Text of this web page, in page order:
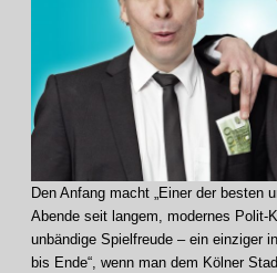
Den Anfang macht „Einer der besten
Abende seit langem, modernes Polit-
unbändige Spielfreude – ein einziger
bis Ende“, wenn man dem Kölner